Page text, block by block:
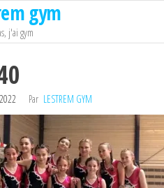
gym
j'ai gym
Par LESTREM GYM